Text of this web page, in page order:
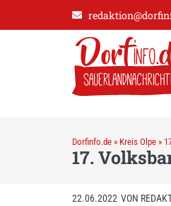
Dorfinfo.de » Kreis Olpe »
17.
22.06.2022 VON